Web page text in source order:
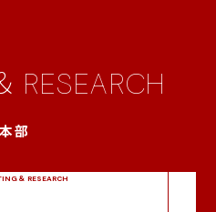
RESEARCH
部
＆ RESEARCH